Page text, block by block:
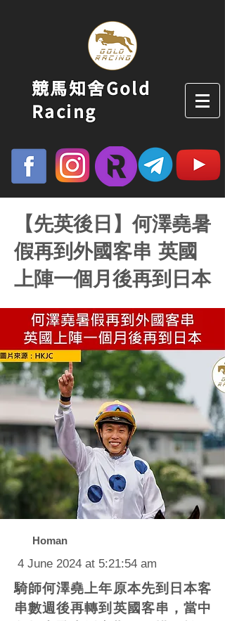
競馬知舍Gold
Racing
【先英後日】何澤堯暑
假再到外國客串 英國
上陣一個月後再到日本
Homan
4 June 2024 at 5:21:54 am
騎師何澤堯上年原本先到日本客
串數週後再轉到英國客串，當中